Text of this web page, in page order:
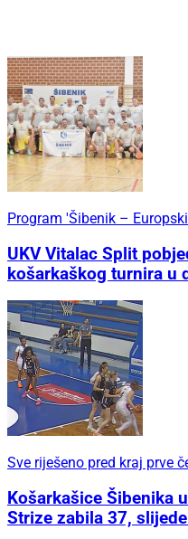
Program 'Šibenik –
UKV Vitalac Split
košarkaškog turnira u
Sve riješeno pred kraj prve
Košarkašice Šibenika
Strize zabila 37,